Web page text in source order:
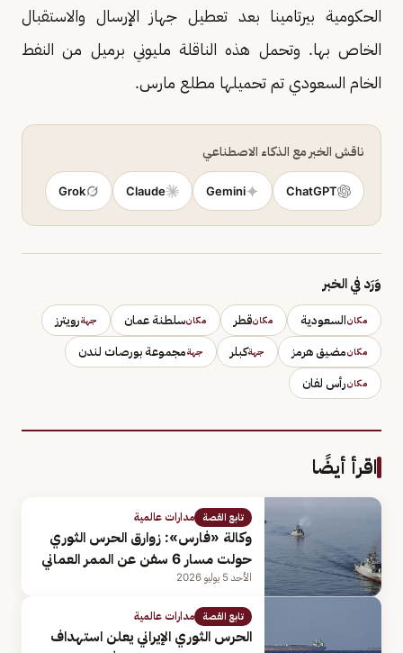
الحكومية بيرتامينا بعد تعطيل جهاز الإرسال والاستقبال
الخاص ​بها. وتحمل هذه الناقلة مليوني برميل من النفط
الخام السعودي تم تحميلها مطلع مارس.
ناقش الخبر مع الذكاء الاصطناعي
ChatGPT
Gemini
Claude
Grok
وَرَد في الخبر
مكانالسعودية مكانقطر مكانسلطنة عمان جهةرويترز
مكانمضيق هرمز جهةكبلر جهةمجموعة بورصات لندن
مكانرأس لفان
اقرأ أيضًا
تابع القصة مدارات عالمية
وكالة «فارس»: زوارق الحرس الثوري
حولت مسار 6 سفن عن الممر العماني
الأحد 5 يوليو 2026
تابع القصة مدارات عالمية
الحرس الثوري الإيراني يعلن استهداف